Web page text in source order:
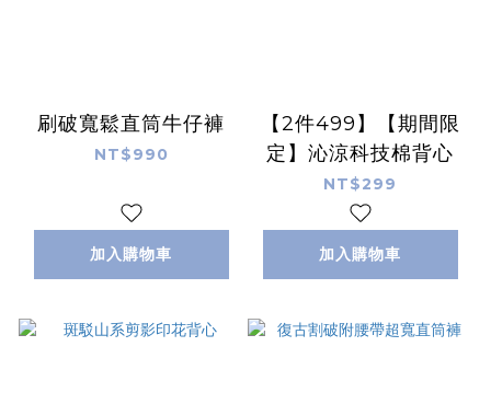
刷破寬鬆直筒牛仔褲
NT$990
加入購物車
【2件499】【期間限
定】沁涼科技棉背心
NT$299
加入購物車